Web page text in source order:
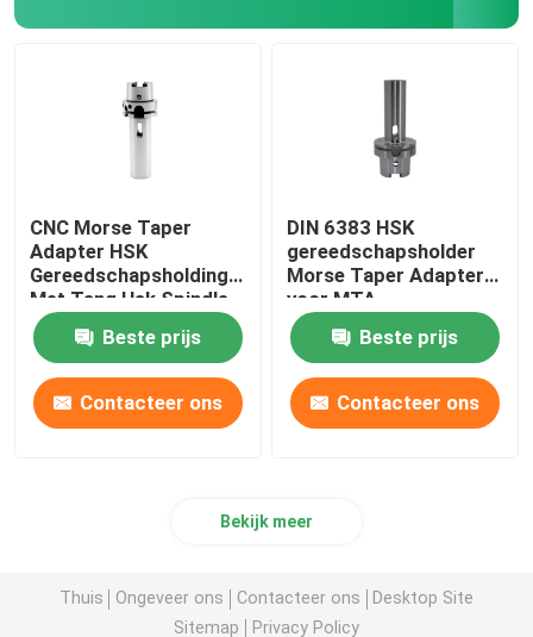
CNC Morse Taper
Adapter HSK
Gereedschapsholding
Met Tang Hsk Spindle
Beste prijs
Contacteer ons
DIN 6383 HSK
gereedschapsholder
Morse Taper Adapter
voor MTA
gereedschapsholder
Beste prijs
Contacteer ons
Bekijk meer
Thuis Ongeveer ons Contacteer ons
Desktop Site
Sitemap
Privacy Policy